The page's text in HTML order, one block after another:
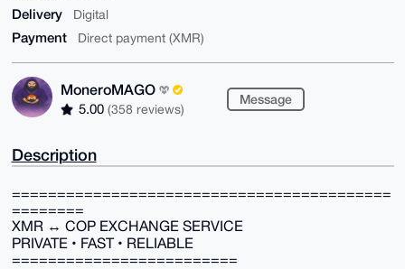
Delivery Digital
Payment Direct payment (XMR)
MoneroMAGO
5.00 (358 reviews)
Message
Description
==========================================
========
XMR ↔ COP EXCHANGE SERVICE
PRIVATE • FAST • RELIABLE
=========================